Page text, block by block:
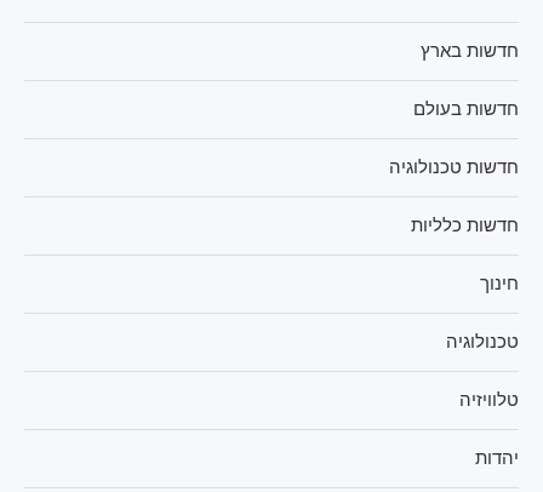
חדשות בארץ
חדשות בעולם
חדשות טכנולוגיה
חדשות כלליות
חינוך
טכנולוגיה
טלוויזיה
יהדות